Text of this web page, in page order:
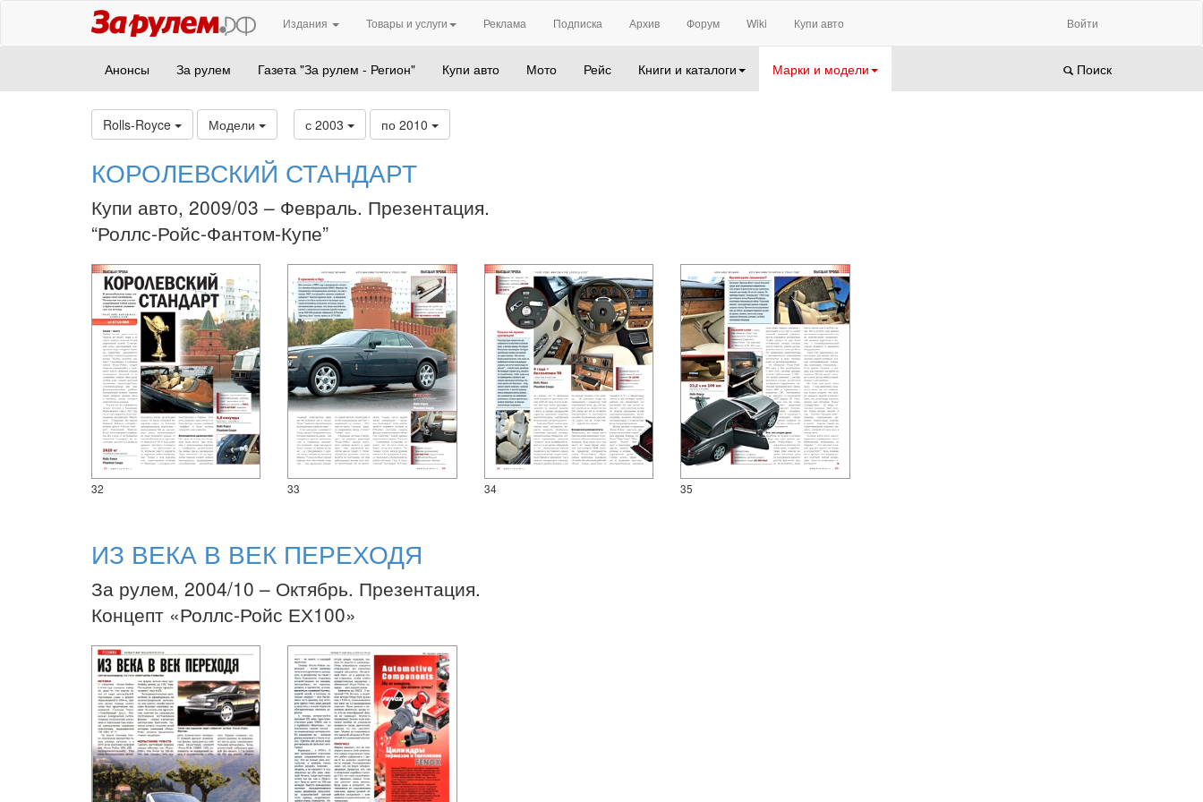
Издания Товары и услуги Реклама Подписка Архив Форум Wiki Купи авто Войти
Анонсы За рулем Газета "За рулем - Регион" Купи авто Мото Рейс Книги и каталоги Марки и модели Поиск
Rolls-Royce Модели с 2003 по 2010
КОРОЛЕВСКИЙ СТАНДАРТ
Купи авто, 2009/03 – Февраль. Презентация.
“Роллс-Ройс-Фантом-Купе”
32 33 34 35
ИЗ ВЕКА В ВЕК ПЕРЕХОДЯ
За рулем, 2004/10 – Октябрь. Презентация.
Концепт «Роллс-Ройс ЕХ100»